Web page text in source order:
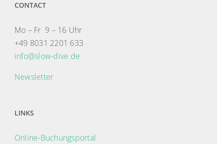
CONTACT
Mo – Fr 9 – 16 Uhr
+49 8031 2201 633
info@slow-dive.de
Newsletter
LINKS
Online-Buchungsportal